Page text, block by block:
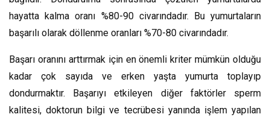
hayatta kalma oranı %80-90 civarındadır. Bu yumurtaların
başarılı olarak döllenme oranları %70-80 civarındadır.
Başarı oranını arttırmak için en önemli kriter mümkün olduğu
kadar çok sayıda ve erken yaşta yumurta toplayıp
dondurmaktır. Başarıyı etkileyen diğer faktörler sperm
kalitesi, doktorun bilgi ve tecrübesi yanında işlem yapılan